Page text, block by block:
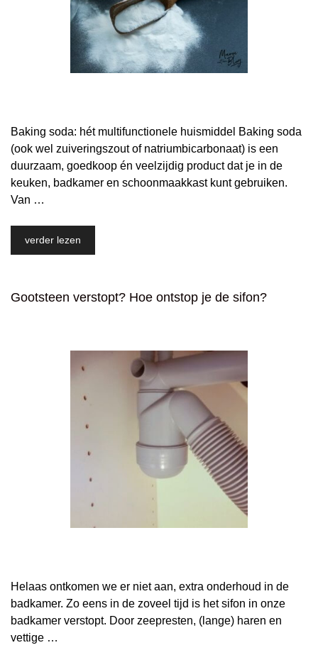
Baking soda: hét multifunctionele huismiddel Baking soda
(ook wel zuiveringszout of natriumbicarbonaat) is een
duurzaam, goedkoop én veelzijdig product dat je in de
keuken, badkamer en schoonmaakkast kunt gebruiken.
Van …
verder lezen
Gootsteen verstopt? Hoe ontstop je de sifon?
Helaas ontkomen we er niet aan, extra onderhoud in de
badkamer. Zo eens in de zoveel tijd is het sifon in onze
badkamer verstopt. Door zeepresten, (lange) haren en
vettige …